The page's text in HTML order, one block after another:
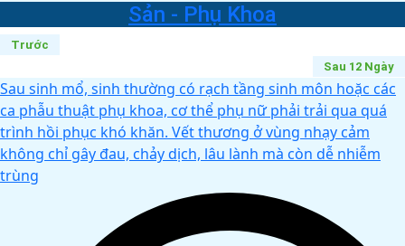
Sản - Phụ Khoa
Trước
Sau 12 Ngày
Sau sinh mổ, sinh thường có rạch tầng sinh môn hoặc các
ca phẫu thuật phụ khoa, cơ thể phụ nữ phải trải qua quá
trình hồi phục khó khăn. Vết thương ở vùng nhạy cảm
không chỉ gây đau, chảy dịch, lâu lành mà còn dễ nhiễm
trùng